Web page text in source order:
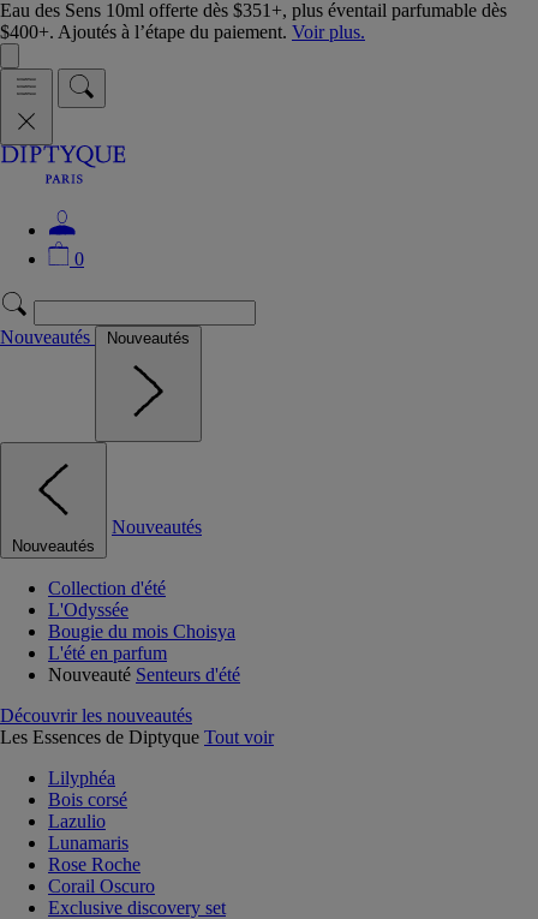
Eau des Sens 10ml offerte dès $351+, plus éventail parfumable dès
$400+. Ajoutés à l’étape du paiement. Voir plus.
0
Nouveautés Nouveautés
Nouveautés
Nouveautés
Collection d'été
L'Odyssée
Bougie du mois Choisya
L'été en parfum
Nouveauté Senteurs d'été
Découvrir les nouveautés
Les Essences de Diptyque Tout voir
Lilyphéa
Bois corsé
Lazulio
Lunamaris
Rose Roche
Corail Oscuro
Exclusive discovery set